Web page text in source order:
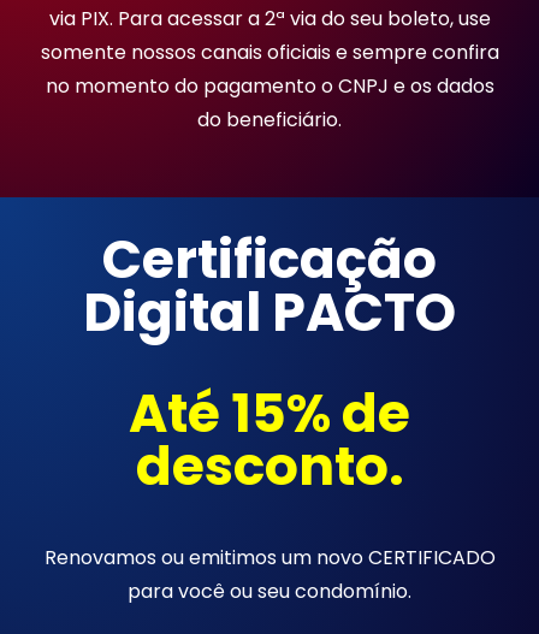
via PIX. Para acessar a 2ª via do seu boleto, use
somente nossos canais oficiais e sempre confira
no momento do pagamento o CNPJ e os dados
do beneficiário.
Certificação
Digital PACTO
Até 15% de
desconto.
Renovamos ou emitimos um novo CERTIFICADO
para você ou seu condomínio.